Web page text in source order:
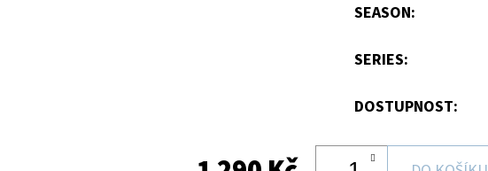
SEASON:
SERIES:
DOSTUPNOST: